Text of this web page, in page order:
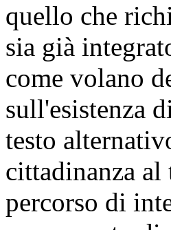
quello che
sia già
come volano
sull'esistenza
testo
cittadinanza
percorso di